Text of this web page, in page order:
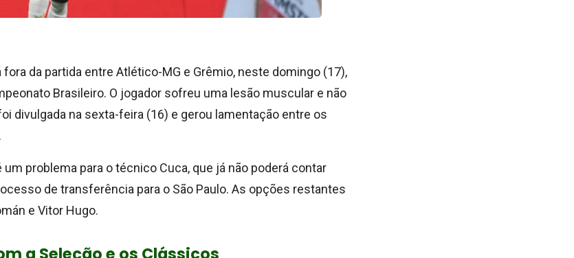
fora da partida entre Atlético-MG e Grêmio, neste domingo (17),
Brasileiro. O jogador sofreu uma lesão muscular e não
divulgada na sexta-feira (16) e gerou lamentação entre os
um problema para o técnico Cuca, que já não poderá contar
de transferência para o São Paulo. As opções restantes
e Vitor Hugo.